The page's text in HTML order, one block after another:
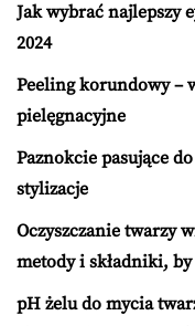
Jak wybrać najlepszy
2024
Peeling korundowy –
pielęgnacyjne
Paznokcie pasujące
stylizacje
Oczyszczanie twarzy
metody i składniki,
pH żelu do mycia